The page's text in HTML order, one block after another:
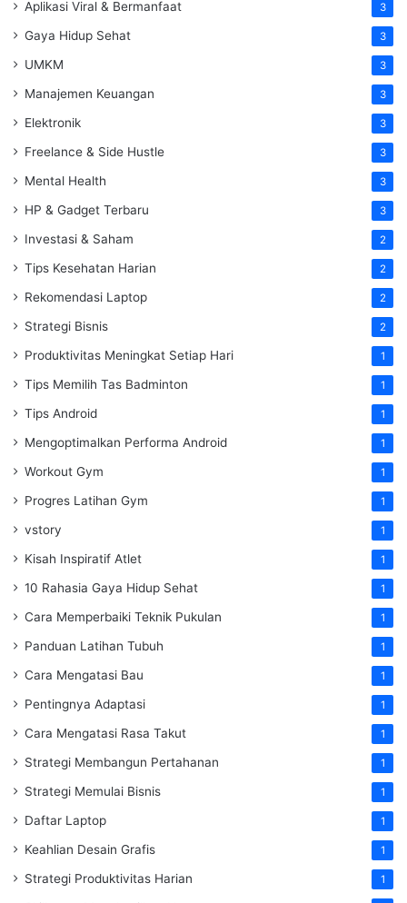
Aplikasi Viral & Bermanfaat 3
Gaya Hidup Sehat 3
UMKM 3
Manajemen Keuangan 3
Elektronik 3
Freelance & Side Hustle 3
Mental Health 3
HP & Gadget Terbaru 3
Investasi & Saham 2
Tips Kesehatan Harian 2
Rekomendasi Laptop 2
Strategi Bisnis 2
Produktivitas Meningkat Setiap Hari 1
Tips Memilih Tas Badminton 1
Tips Android 1
Mengoptimalkan Performa Android 1
Workout Gym 1
Progres Latihan Gym 1
vstory 1
Kisah Inspiratif Atlet 1
10 Rahasia Gaya Hidup Sehat 1
Cara Memperbaiki Teknik Pukulan 1
Panduan Latihan Tubuh 1
Cara Mengatasi Bau 1
Pentingnya Adaptasi 1
Cara Mengatasi Rasa Takut 1
Strategi Membangun Pertahanan 1
Strategi Memulai Bisnis 1
Daftar Laptop 1
Keahlian Desain Grafis 1
Strategi Produktivitas Harian 1